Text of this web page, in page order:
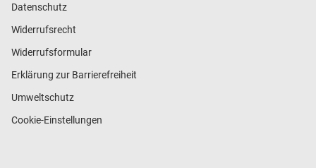
Datenschutz
Widerrufsrecht
Widerrufsformular
Erklärung zur Barrierefreiheit
Umweltschutz
Cookie-Einstellungen